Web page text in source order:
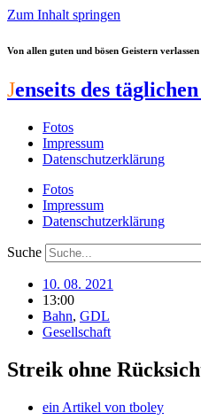
Zum Inhalt springen
Von allen guten und bösen Geistern verlassen
Jenseits des
Fotos
Impressum
Datenschutzerklärung
Fotos
Impressum
Datenschutzerklärung
Suche
10. 08. 2021
13:00
Bahn, GDL
Gesellschaft
Streik ohne
ein Artikel von tboley